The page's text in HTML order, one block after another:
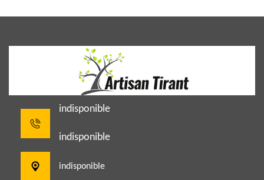
indisponible
indisponible
indisponible